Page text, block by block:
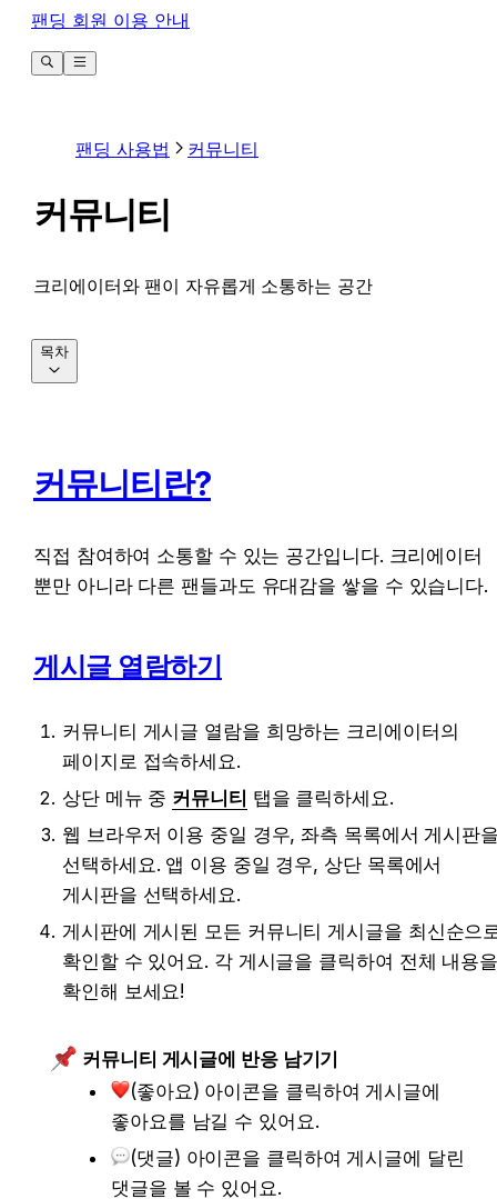
팬딩 회원 이용 안내
팬딩 사용법 커뮤니티
커뮤니티
크리에이터와 팬이 자유롭게 소통하는 공간
커뮤니티란?
직접 참여하여 소통할 수 있는 공간입니다. 크리에이터
뿐만 아니라 다른 팬들과도 유대감을 쌓을 수 있습니다.
게시글 열람하기
커뮤니티 게시글 열람을 희망하는 크리에이터의
페이지로 접속하세요.
상단 메뉴 중 커뮤니티 탭을 클릭하세요.
웹 브라우저 이용 중일 경우, 좌측 목록에서 게시판
선택하세요. 앱 이용 중일 경우, 상단 목록에서
게시판을 선택하세요.
게시판에 게시된 모든 커뮤니티 게시글을 최신순으
확인할 수 있어요. 각 게시글을 클릭하여 전체 내용
확인해 보세요!
커뮤니티 게시글에 반응 남기기
(좋아요) 아이콘을 클릭하여 게시글에
좋아요를 남길 수 있어요.
(댓글) 아이콘을 클릭하여 게시글에 달린
댓글을 볼 수 있어요.
목차